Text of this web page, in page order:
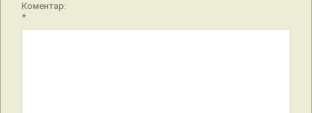
Коментар:
*